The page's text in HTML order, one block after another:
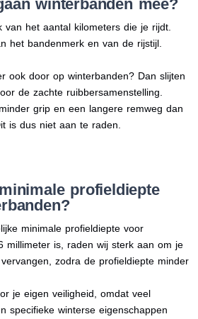
winterbanden mee?
van het aantal kilometers die je rijdt.
het bandenmerk en van de rijstijl.
ook door op winterbanden? Dan slijten
de zachte ruibbersamenstelling.
grip en een langere remweg dan
is dus niet aan te raden.
profieldiepte
minimale profieldiepte voor
millimeter is, raden wij sterk aan om je
zodra de profieldiepte minder
je eigen veiligheid, omdat veel
specifieke winterse eigenschappen